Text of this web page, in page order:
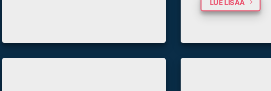
LUE LISÄÄ